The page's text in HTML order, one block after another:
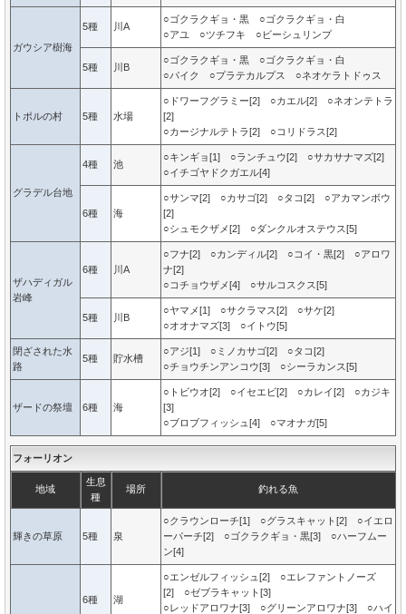
ガウシア樹海
5種 川A
○ゴクラクギョ・黒 ○ゴクラクギョ・白
○アユ ○ツチフキ ○ビーシュリンプ
5種 川B
○ゴクラクギョ・黒 ○ゴクラクギョ・白
○パイク ○プラテカルプス ○ネオケラトドゥス
トポルの村 5種 水場
○ドワーフグラミー[2] ○カエル[2] ○ネオンテトラ
[2]
○カージナルテトラ[2] ○コリドラス[2]
グラデル台地
4種 池
○キンギョ[1] ○ランチュウ[2] ○サカサナマズ[2]
○イチゴヤドクガエル[4]
6種 海
○サンマ[2] ○カサゴ[2] ○タコ[2] ○アカマンボウ
[2]
○シュモクザメ[2] ○ダンクルオステウス[5]
ザハディガル
岩峰
6種 川A
○フナ[2] ○カンディル[2] ○コイ・黒[2] ○アロワ
ナ[2]
○コチョウザメ[4] ○サルコスクス[5]
5種 川B
○ヤマメ[1] ○サクラマス[2] ○サケ[2]
○オオナマズ[3] ○イトウ[5]
閉ざされた水
路
5種 貯水槽
○アジ[1] ○ミノカサゴ[2] ○タコ[2]
○チョウチンアンコウ[3] ○シーラカンス[5]
ザードの祭壇 6種 海
○トビウオ[2] ○イセエビ[2] ○カレイ[2] ○カジキ
[3]
○ブロブフィッシュ[4] ○マオナガ[5]
フォーリオン
地域
生息
種
場所 釣れる魚
輝きの草原 5種 泉
○クラウンローチ[1] ○グラスキャット[2] ○イエロ
ーパーチ[2] ○ゴクラクギョ・黒[3] ○ハーフムー
ン[4]
6種 湖
○エンゼルフィッシュ[2] ○エレファントノーズ
[2] ○ゼブラキャット[3]
○レッドアロワナ[3] ○グリーンアロワナ[3] ○ハイ